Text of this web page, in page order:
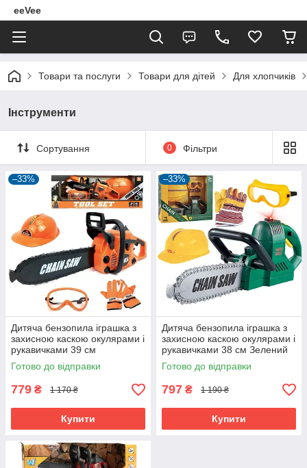
eeVee
Товари та послуги Товари для дітей Для хлопчиків
Інструменти
Сортування 0 Фільтри
–33%
Дитяча бензопила іграшка з
захисною каскою окулярами і
рукавичками 39 см
Помаранчевий (60802)
Готово до відправки
779 ₴ 1 170 ₴
Купити
–33%
Дитяча бензопила іграшка з
захисною каскою окулярами і
рукавичками 38 см Зелений
(60892)
Готово до відправки
797 ₴ 1 190 ₴
Купити